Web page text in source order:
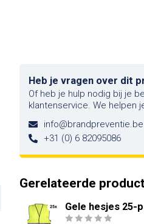
Heb je vragen over dit
Of heb je hulp nodig bij je
klantenservice. We helpen
info@brandpreventie.be
+31 (0) 6 82095086
Gerelateerde
Gele hesjes 25-